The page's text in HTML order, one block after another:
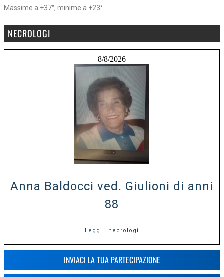
Massime a +37°; minime a +23°
NECROLOGI
8/8/2026
Anna Baldocci ved. Giulioni di anni
88
Leggi i necrologi
INVIACI LA TUA PARTECIPAZIONE